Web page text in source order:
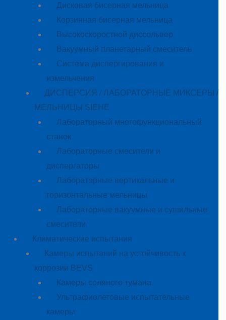
Дисковая бисерная мельница
Корзинная бисерная мельница
Высокоскоростной диссольвер
Вакуумный планетарный смеситель
Система диспергирования и
измельчения
ДИСПЕРСИЯ / ЛАБОРАТОРНЫЕ МИКСЕРЫ /
МЕЛЬНИЦЫ SIEHE
Лабораторный многофункциональный
станок
Лабораторные смесители и
диспергаторы
Лабораторные вертикальные и
горизонтальные мельницы
Лабораторные вакуумные и сушильные
смесители
Климатические испытания
Камеры испытаний на устойчивость к
коррозии BEVS
Камеры соляного тумана
Ультрафиолетовые испытательные
камеры